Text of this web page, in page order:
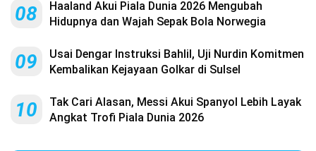
08
Haaland Akui Piala Dunia 2026 Mengubah
Hidupnya dan Wajah Sepak Bola Norwegia
09
Usai Dengar Instruksi Bahlil, Uji Nurdin Komitmen
Kembalikan Kejayaan Golkar di Sulsel
10
Tak Cari Alasan, Messi Akui Spanyol Lebih Layak
Angkat Trofi Piala Dunia 2026